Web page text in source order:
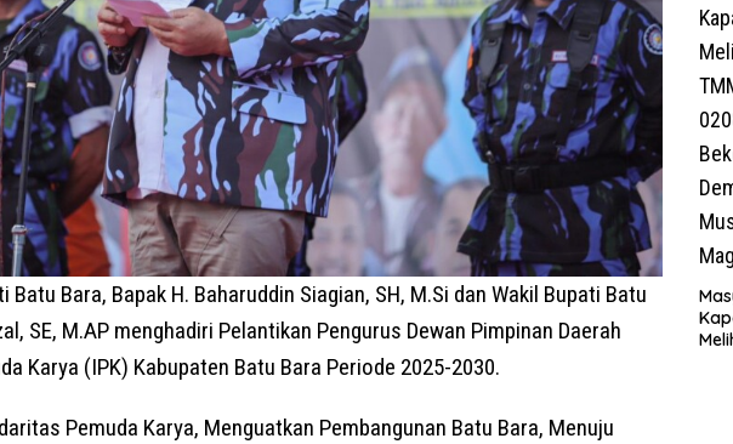
Batu Bara, Bapak H. Baharuddin Siagian, SH, M.Si dan Wakil Bupati Batu
SE, M.AP menghadiri Pelantikan Pengurus Dewan Pimpinan Daerah
Karya (IPK) Kabupaten Batu Bara Periode 2025-2030.
Pemuda Karya, Menguatkan Pembangunan Batu Bara, Menuju